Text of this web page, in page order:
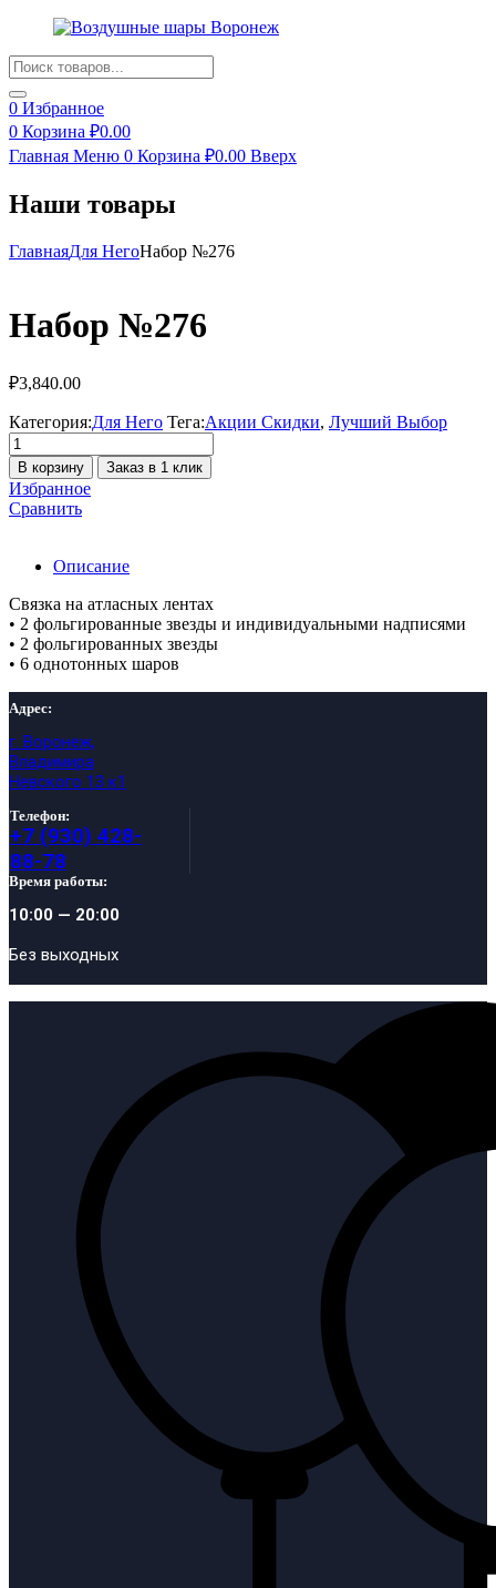
Products
search
0 Избранное
0 Корзина ₽0.00
Главная Меню 0 Корзина ₽0.00 Вверх
Наши товары
ГлавнаяДля НегоНабор №276
Набор №276
₽3,840.00
Категория:Для Него Тега:Акции Скидки, Лучший Выбор
Количество
товара
Набор
№276
В корзину Заказ в 1 клик
Избранное
Сравнить
Описание
Связка на атласных лентах
• 2 фольгированные звезды и индивидуальными надписями
• 2 фольгированных звезды
• 6 однотонных шаров
Адрес:
г. Воронеж,
Владимира
Невского 13 к1
Телефон:
+7 (930) 428-
88-78
Время работы:
10:00 — 20:00
Без выходных